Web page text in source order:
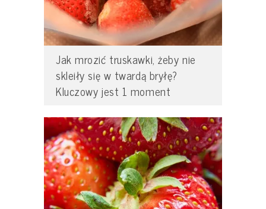
Jak mrozić truskawki, żeby nie
skleiły się w twardą bryłę?
Kluczowy jest 1 moment